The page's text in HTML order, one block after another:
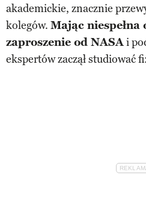
akademickie, znacznie
kolegów. Mając niespełna
zaproszenie od NASAi
ekspertów zaczął studiować